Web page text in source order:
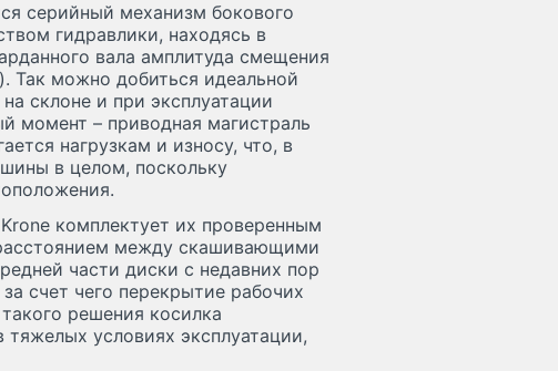
серийный механизм бокового
гидравлики, находясь в
вала амплитуда смещения
Так можно добиться идеальной
склоне и при эксплуатации
момент – приводная магистраль
нагрузкам и износу, что, в
в целом, поскольку
комплектует их проверенным
между скашивающими
части диски с недавних пор
счет чего перекрытие рабочих
решения косилка
условиях эксплуатации,